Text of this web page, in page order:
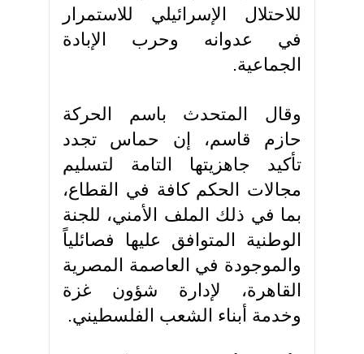
للاحتلال الإسرائيلي للاستمرار
في عدوانه وحرب الإبادة
الجماعية.
وقال المتحدث باسم الحركة
حازم قاسم، إن حماس تجدد
تأكيد جاهزيتها التامة لتسليم
مجالات الحكم كافة في القطاع،
بما في ذلك الملف الأمني، للجنة
الوطنية المتوافق عليها فصائلياً
والموجودة في العاصمة المصرية
القاهرة، لإدارة شؤون غزة
وخدمة أبناء الشعب الفلسطيني.